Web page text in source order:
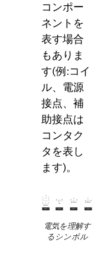
コンポー
ネントを
表す場合
もありま
す(例:コイ
ル、電源
接点、補
助接点は
コンタク
タを表し
ます)。
電気を理解す
るシンボル